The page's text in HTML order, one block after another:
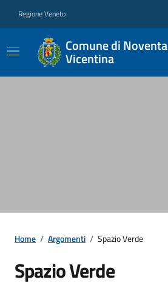
Regione Veneto
Comune di Noventa
Vicentina
Home / Argomenti / Spazio Verde
Spazio Verde